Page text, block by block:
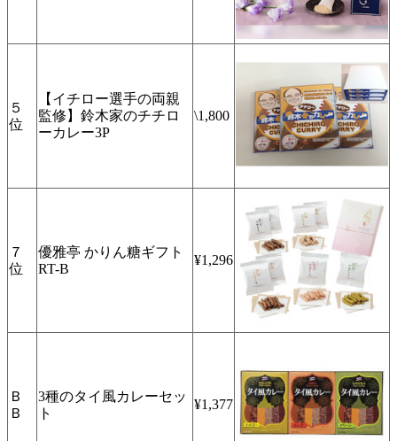
５
位
【イチロー選手の両親
監修】鈴木家のチチロ
ーカレー3P
\1,800
７
位
優雅亭 かりん糖ギフト
RT-B
¥1,296
Ｂ
Ｂ
3種のタイ風カレーセッ
ト
¥1,377